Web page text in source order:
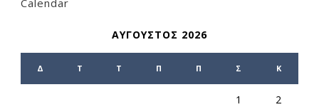
ΑΎΓΟΥΣΤΟΣ 2026
Δ Τ Τ Π Π Σ Κ
1 2